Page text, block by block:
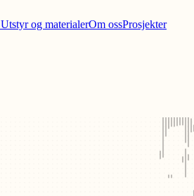
Utstyr og materialerOm ossProsjekter